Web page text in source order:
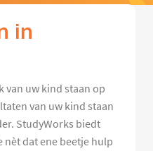
in
van uw kind staan op
van uw kind staan
StudyWorks biedt
nèt dat ene beetje hulp